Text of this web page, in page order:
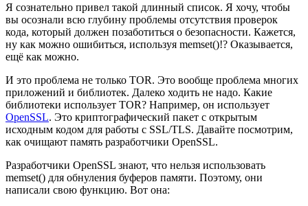
Я сознательно привел такой длинный список. Я хочу, чтобы
вы осознали всю глубину проблемы отсутствия проверок
кода, который должен позаботиться о безопасности. Кажется,
ну как можно ошибиться, используя memset()!? Оказывается,
ещё как можно.
И это проблема не только TOR. Это вообще проблема многих
приложений и библиотек. Далеко ходить не надо. Какие
библиотеки использует TOR? Например, он использует
OpenSSL. Это криптографический пакет с открытым
исходным кодом для работы с SSL/TLS. Давайте посмотрим,
как очищают память разработчики OpenSSL.
Разработчики OpenSSL знают, что нельзя использовать
memset() для обнуления буферов памяти. Поэтому, они
написали свою функцию. Вот она: